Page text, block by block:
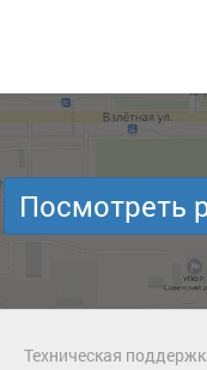
Посмотреть
Техническая